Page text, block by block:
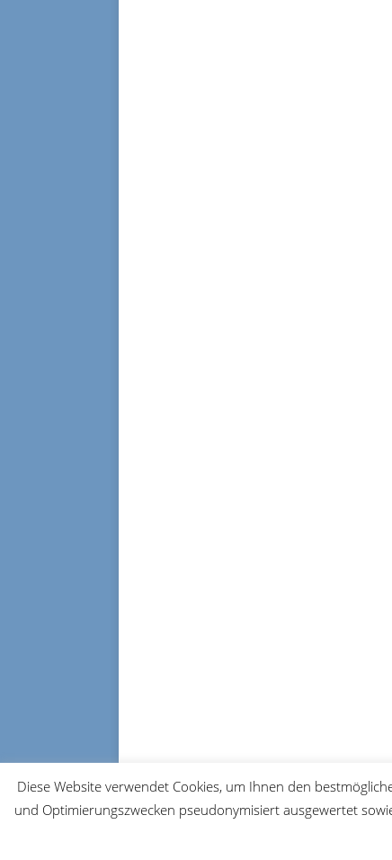
© 2026 FRM-TV
Diese Website verwendet Cookies, um Ihnen den
und Optimierungszwecken pseudonymisiert ausgewertet